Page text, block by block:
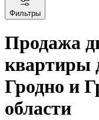
Фильтры
Продажа
квартиры
Гродно и
области